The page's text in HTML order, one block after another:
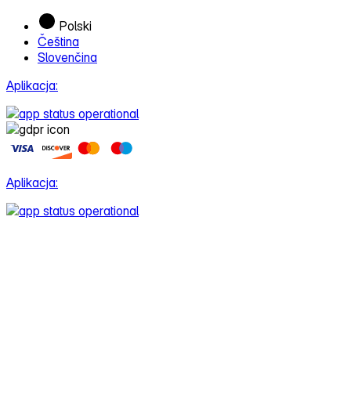
Polski
Čeština
Slovenčina
Aplikacja:
Aplikacja: